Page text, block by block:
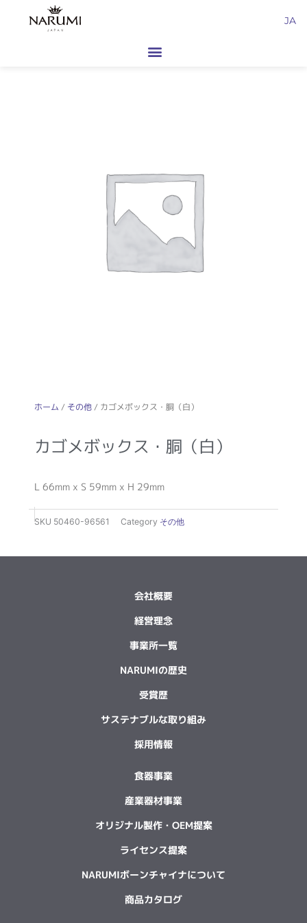
JA
ホーム / その他/ カゴメボックス・胴（白）
カゴメボックス・胴（白）
L 66mm x S 59mm x H 29mm
SKU 50460-96561 Category その他
会社概要
経営理念
事業所一覧
NARUMIの歴史
受賞歴
サステナブルな取り組み
採用情報
食器事業
産業器材事業
オリジナル製作・OEM提案
ライセンス提案
NARUMIボーンチャイナについて
商品カタログ